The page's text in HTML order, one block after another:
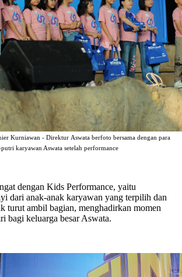
Kurniawan - Direktur Aswata berfoto bersama dengan para
karyawan Aswata setelah performance
dengan Kids Performance, yaitu
dari anak-anak karyawan yang terpilih dan
turut ambil bagian, menghadirkan momen
bagi keluarga besar Aswata.